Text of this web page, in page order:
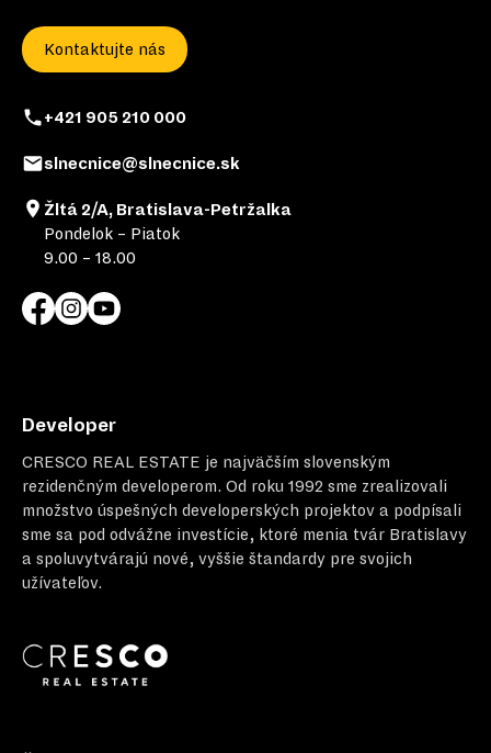
Kontaktujte nás
+421 905 210 000
slnecnice@slnecnice.sk
Žltá 2/A, Bratislava-Petržalka
Pondelok – Piatok
9.00 – 18.00
Developer
CRESCO REAL ESTATE je najväčším slovenským
rezidenčným developerom. Od roku 1992 sme zrealizovali
množstvo úspešných developerských projektov a podpísali
sme sa pod odvážne investície, ktoré menia tvár Bratislavy
a spoluvytvárajú nové, vyššie štandardy pre svojich
užívateľov.